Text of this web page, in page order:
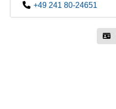
+49 241 80-24651